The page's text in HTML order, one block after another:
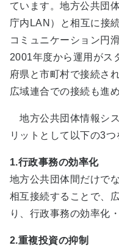
ています。地方公共団
庁内LAN）と相互に接
コミュニケーション円
2001年度から運用がス
府県と市町村で接続さ
広域連合での接続も進
地方公共団体情報シ
リットとして以下の3つ
1.行政事務の効率化
地方公共団体間だけで
相互接続することで、
り、行政事務の効率化
2.重複投資の抑制